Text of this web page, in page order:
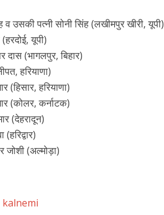
व उसकी पत्नी सोनी सिंह (लखीमपुर खीरी, यूपी)
यूपी)
दास (भागलपुर, बिहार)
हरियाणा)
(हिसार, हरियाणा)
(कोलर, कर्नाटक)
(देहरादून)
जोशी (अल्मोड़ा)